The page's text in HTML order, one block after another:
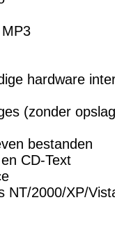
hardware
(zonder
bestanden
CD-Text
NT/2000/XP/